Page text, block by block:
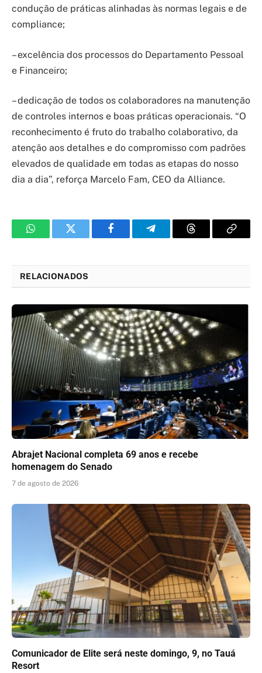
condução de práticas alinhadas às normas legais e de
compliance;
– excelência dos processos do Departamento Pessoal
e Financeiro;
– dedicação de todos os colaboradores na manutenção
de controles internos e boas práticas operacionais. “O
reconhecimento é fruto do trabalho colaborativo, da
atenção aos detalhes e do compromisso com padrões
elevados de qualidade em todas as etapas do nosso
dia a dia”, reforça Marcelo Fam, CEO da Alliance.
WhatsAppTwitter FacebookTelegramThreads Copy
RELACIONADOS
Abrajet Nacional completa 69 anos e recebe
homenagem do Senado
7 de agosto de 2026
Comunicador de Elite será neste domingo, 9, no Tauá
Resort